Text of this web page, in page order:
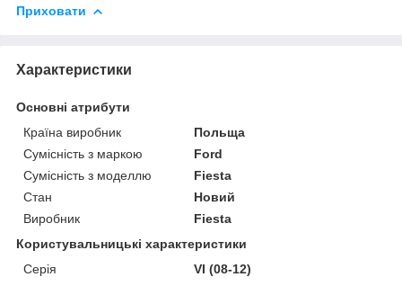
Приховати
Характеристики
Основні атрибути
Країна виробник
Польща
Сумісність з маркою
Ford
Сумісність з моделлю
Fiesta
Стан
Новий
Виробник
Fiesta
Користувальницькі характеристики
Серія
VI (08-12)